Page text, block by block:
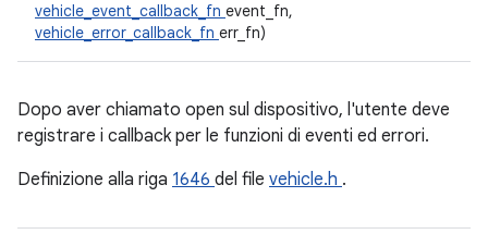
vehicle_event_callback_fn event_fn,
vehicle_error_callback_fn err_fn)
Dopo aver chiamato open sul dispositivo, l'utente deve
registrare i callback per le funzioni di eventi ed errori.
Definizione alla riga 1646 del file vehicle.h .